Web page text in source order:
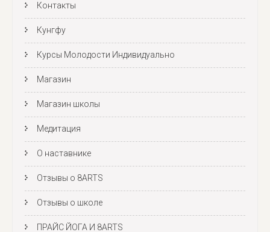
Контакты
Кунгфу
Курсы Молодости Индивидуально
Магазин
Магазин школы
Медитация
О наставнике
Отзывы о 8ARTS
Отзывы о школе
ПРАЙС ЙОГА И 8ARTS